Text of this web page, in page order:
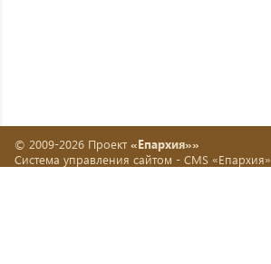
© 2009-2026 Проект «Епархия»»
Система управления сайтом - CMS «Епархия»